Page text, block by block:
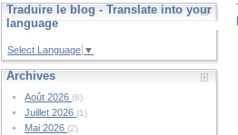
Traduire le blog - Translate into your
language
Select Language ▼
Archives
Août 2026(6)
Juillet 2026(1)
Mai 2026(2)